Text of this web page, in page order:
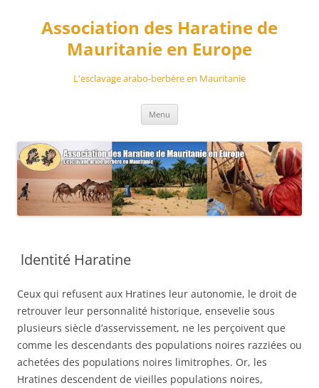
contenuAssociation des Haratine de
Mauritanie en Europe
L'esclavage arabo-berbère en Mauritanie
Menu
ldentité Haratine
Ceux qui refusent aux Hratines leur autonomie, le droit de
retrouver leur personnalité historique, ensevelie sous
plusieurs siècle d’asservissement, ne les perçoivent que
comme les descendants des populations noires razziées ou
achetées des populations noires limitrophes. Or, les
Hratines descendent de vieilles populations noires,